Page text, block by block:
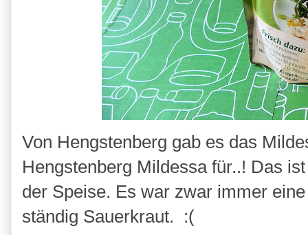
Von Hengstenberg gab es das
Hengstenberg Mildessa für..! Das
der Speise. Es war zwar immer
ständig Sauerkraut. :(